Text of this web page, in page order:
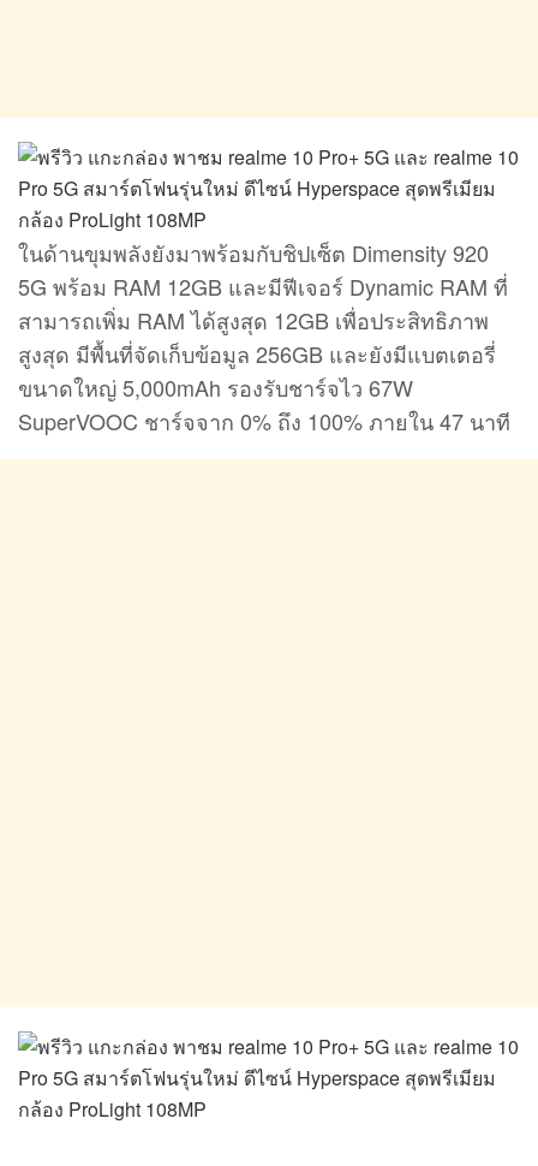
ในด้านขุมพลังยังมาพร้อมกับชิปเซ็ต Dimensity 920
5G พร้อม RAM 12GB และมีฟีเจอร์ Dynamic RAM ที่
สามารถเพิ่ม RAM ได้สูงสุด 12GB เพื่อประสิทธิภาพ
สูงสุด มีพื้นที่จัดเก็บข้อมูล 256GB และยังมีแบตเตอรี่
ขนาดใหญ่ 5,000mAh รองรับชาร์จไว 67W
SuperVOOC ชาร์จจาก 0% ถึง 100% ภายใน 47 นาที